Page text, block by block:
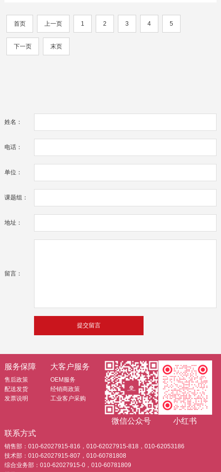
首页 上一页 1 2 3 4 5
下一页 末页
姓名：
电话：
单位：
课题组：
地址：
留言：
服务保障
售后政策
配送发货
发票说明
大客户服务
OEM服务
经销商政策
工业客户采购
微信公众号
小红书
联系方式
销售部：010-62027915-816，010-62027915-818，010-62053186
技术部：010-62027915-807，010-60781808
综合业务部：010-62027915-0，010-60781809